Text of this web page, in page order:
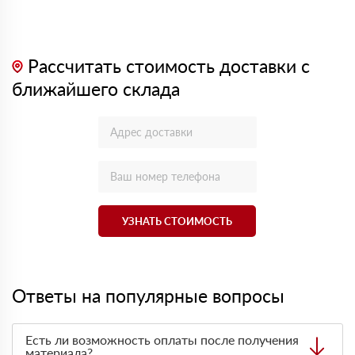
Рассчитать стоимость доставки с
ближайшего склада
УЗНАТЬ СТОИМОСТЬ
Ответы на популярные вопросы
Есть ли возможность оплаты после получения